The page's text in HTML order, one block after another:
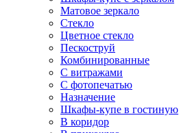
Матовое зеркало
Стекло
Цветное стекло
Пескоструй
Комбинированные
С витражами
С фотопечатью
Назначение
Шкафы-купе в гостиную
В коридор